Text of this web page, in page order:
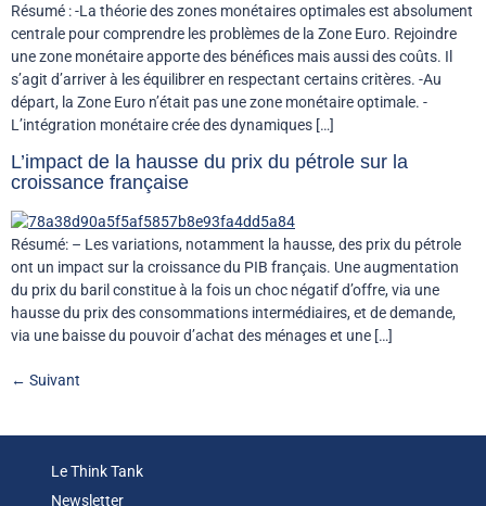
Résumé : -La théorie des zones monétaires optimales est absolument
centrale pour comprendre les problèmes de la Zone Euro. Rejoindre
une zone monétaire apporte des bénéfices mais aussi des coûts. Il
s’agit d’arriver à les équilibrer en respectant certains critères. -Au
départ, la Zone Euro n’était pas une zone monétaire optimale. -
L’intégration monétaire crée des dynamiques […]
L’impact de la hausse du prix du pétrole sur la
croissance française
Résumé: – Les variations, notamment la hausse, des prix du pétrole
ont un impact sur la croissance du PIB français. Une augmentation
du prix du baril constitue à la fois un choc négatif d’offre, via une
hausse du prix des consommations intermédiaires, et de demande,
via une baisse du pouvoir d’achat des ménages et une […]
← Suivant
Le Think Tank
Newsletter